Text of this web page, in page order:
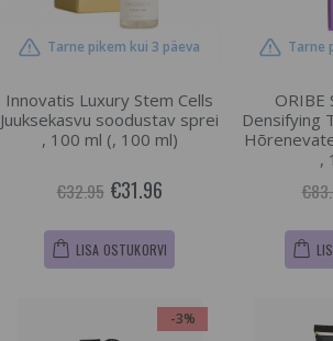
Tarne pikem kui 3 päeva
Innovatis Luxury Stem Cells
Juuksekasvu soodustav sprei
, 100 ml (, 100 ml)
€32.95 €31.96
LISA OSTUKORVI
Tarne
ORIBE
Densifying
,
-3%